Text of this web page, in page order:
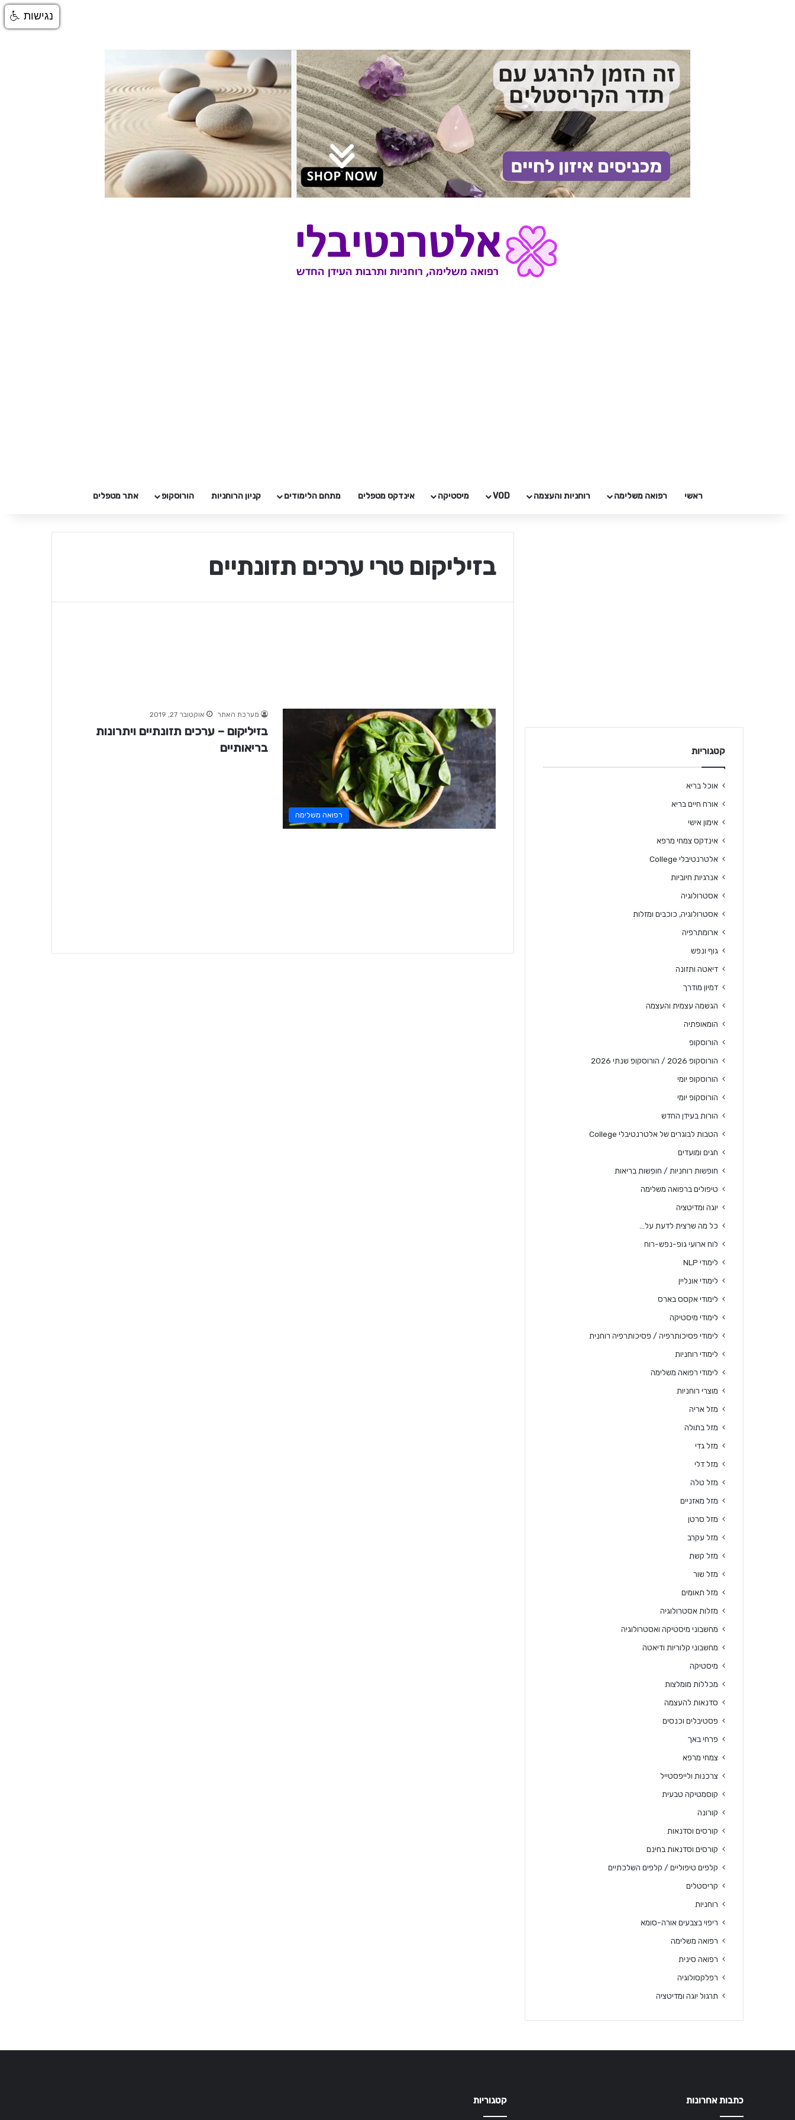
ראשי רפואה משלימה רוחניות והעצמה VOD מיסטיקה אינדקס מטפלים מתחם הלימודים קניון הרוחניות הורוסקופ אתר מטפלים
בזיליקום טרי ערכים תזונתיים
רפואה משלימה
מערכת האתר אוקטובר 27, 2019
בזיליקום – ערכים תזונתיים ויתרונות
בריאותיים
קטגוריות
אוכל בריא
אורח חיים בריא
אימון אישי
אינדקס צמחי מרפא
אלטרנטיבלי College
אנרגיות חיוביות
אסטרולוגיה
אסטרולוגיה, כוכבים ומזלות
ארומתרפיה
גוף ונפש
דיאטה ותזונה
דמיון מודרך
הגשמה עצמית והעצמה
הומאופתיה
הורוסקופ
הורוסקופ 2026 / הורוסקופ שנתי 2026
הורוסקופ יומי
הורוסקופ יומי
הורות בעידן החדש
הטבות לבוגרים של אלטרנטיבלי College
חגים ומועדים
חופשות רוחניות / חופשות בריאות
טיפולים ברפואה משלימה
יוגה ומדיטציה
כל מה שרצית לדעת על…
לוח ארועי גופ-נפש-רוח
לימודי NLP
לימודי אונליין
לימודי אקסס בארס
לימודי מיסטיקה
לימודי פסיכותרפיה / פסיכותרפיה רוחנית
לימודי רוחניות
לימודי רפואה משלימה
מוצרי רוחניות
מזל אריה
מזל בתולה
מזל גדי
מזל דלי
מזל טלה
מזל מאזניים
מזל סרטן
מזל עקרב
מזל קשת
מזל שור
מזל תאומים
מזלות אסטרולוגיה
מחשבוני מיסטיקה ואסטרולוגיה
מחשבוני קלוריות ודיאטה
מיסטיקה
מכללות מומלצות
סדנאות להעצמה
פסטיבלים וכנסים
פרחי באך
צמחי מרפא
צרכנות ולייפסטייל
קוסמטיקה טבעית
קורונה
קורסים וסדנאות
קורסים וסדנאות בחינם
קלפים טיפוליים / קלפים השלכתיים
קריסטלים
רוחניות
ריפוי בצבעים אורה-סומא
רפואה משלימה
רפואה סינית
רפלקסולוגיה
תרגול יוגה ומדיטציה
כתבות אחרונות קטגוריות
נגישות